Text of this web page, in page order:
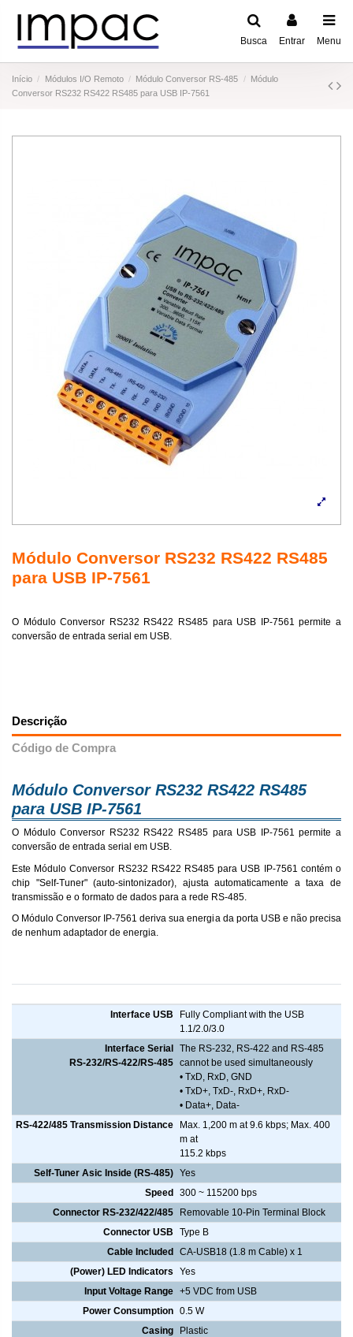
Busca Entrar Menu
Início Módulos I/O Remoto Módulo Conversor RS-485
Módulo
Conversor RS232 RS422 RS485 para USB IP-7561
Módulo Conversor RS232 RS422 RS485
para USB IP-7561
O Módulo Conversor RS232 RS422 RS485 para USB IP-7561 permite a
conversão de entrada serial em USB.
Descrição
Código de Compra
Módulo Conversor RS232 RS422 RS485
para USB IP-7561
O Módulo Conversor RS232 RS422 RS485 para USB IP-7561 permite a
conversão de entrada serial em USB.
Este Módulo Conversor RS232 RS422 RS485 para USB IP-7561 contém o
chip "Self-Tuner" (auto-sintonizador), ajusta automaticamente a taxa de
transmissão e o formato de dados para a rede RS-485.
O Módulo Conversor IP-7561 deriva sua energia da porta USB e não precisa
de nenhum adaptador de energia.
Interface USB
Fully Compliant with the USB
1.1/2.0/3.0
Interface Serial
RS-232/RS-422/RS-485
The RS-232, RS-422 and RS-485
cannot be used simultaneously
• TxD, RxD, GND
• TxD+, TxD-, RxD+, RxD-
• Data+, Data-
RS-422/485 Transmission Distance
Max. 1,200 m at 9.6 kbps; Max. 400
m at
115.2 kbps
Self-Tuner Asic Inside (RS-485) Yes
Speed 300 ~ 115200 bps
Connector RS-232/422/485
Removable 10-Pin Terminal Block
Connector USB
Type B
Cable Included CA-USB18 (1.8 m Cable) x 1
(Power) LED Indicators
Yes
Input Voltage Range +5 VDC from USB
Power Consumption 0.5 W
Casing
Plastic